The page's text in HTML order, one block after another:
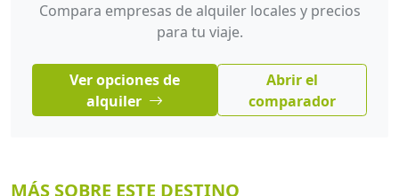
Compara empresas de alquiler locales y precios
para tu viaje.
Ver opciones de
alquiler
Abrir el
comparador
MÁS SOBRE ESTE DESTINO